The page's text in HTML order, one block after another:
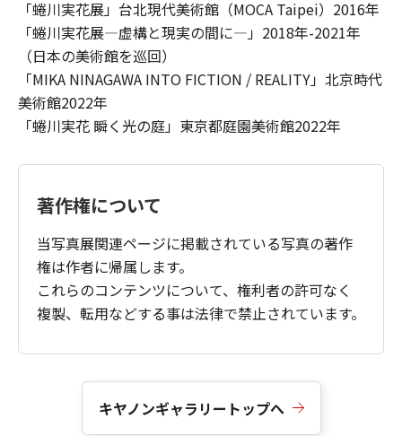
「蜷川実花展」台北現代美術館（MOCA Taipei）2016年
「蜷川実花展—虚構と現実の間に—」2018年-2021年
（日本の美術館を巡回）
「MIKA NINAGAWA INTO FICTION / REALITY」北京時代
美術館2022年
「蜷川実花 瞬く光の庭」東京都庭園美術館2022年
著作権について
当写真展関連ページに掲載されている写真の著作
権は作者に帰属します。
これらのコンテンツについて、権利者の許可なく
複製、転用などする事は法律で禁止されています。
キヤノンギャラリートップへ